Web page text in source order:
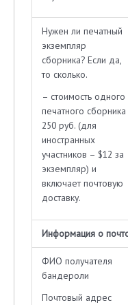
Нужен ли печатный
экземпляр
сборника? Если да,
то сколько.
– стоимость одного
печатного сборника
250 руб. (для
иностранных
участников – $12 за
экземпляр) и
включает почтовую
доставку.
Информация о
ФИО получателя
бандероли
Почтовый адрес